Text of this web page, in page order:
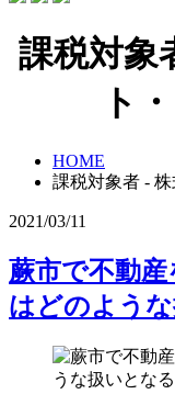
課税対象
ト
HOME
課税対象者 -
2021/03/11
蕨市で不動
はどのよう